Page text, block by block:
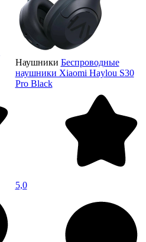
Наушники Беспроводные
наушники Xiaomi Haylou S30
Pro Black
5,0